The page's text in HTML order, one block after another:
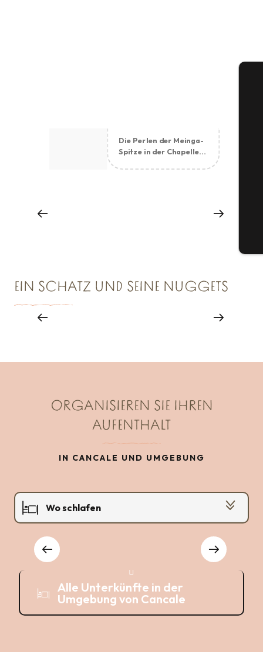
Die Perlen der Meinga-
Spitze in der Chapelle
EIN SCHATZ UND SEINE NUGGETS
IN CANCALE
ORGANISIEREN SIE IHREN
AUFENTHALT
IN CANCALE UND UMGEBUNG
Wo schlafen
Wo man essen kann
Hotels
Alle Unterkünfte in der
Umgebung von Cancale